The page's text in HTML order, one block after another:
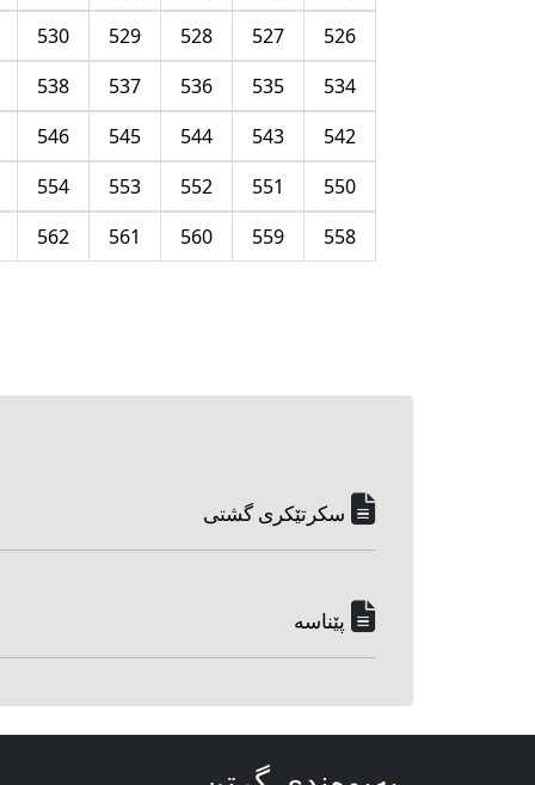
526
527
528
529
530
534
535
536
537
538
542
543
544
545
546
550
551
552
553
554
558
559
560
561
562
سکرتێکری گشتی
پێناسه‌